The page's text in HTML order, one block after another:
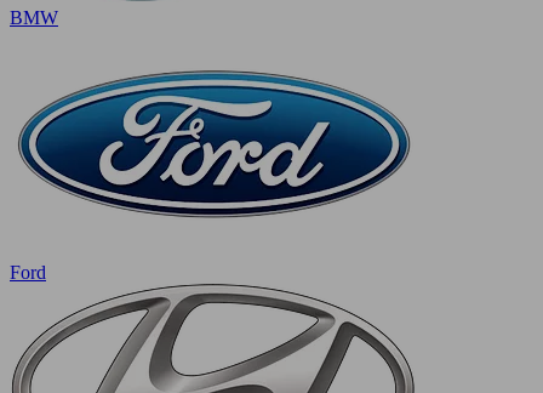
BMW
Ford